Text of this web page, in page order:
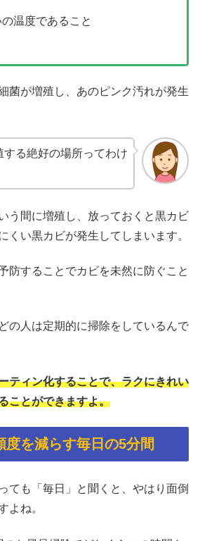
温度であること
菌が増殖し、あのピンク汚れが発生
する絶好の場所ってわけ
う間に増殖し、放っておくと黒カビ
くい黒カビが発生してしまいます。
防することでカビを未然に防ぐこと
の人は定期的に掃除をしているんで
ティン化することで、ラクにきれい
ことができますよ。
度を減らす毎日の5分間
ても「毎日」と聞くと、やはり面倒
よね。